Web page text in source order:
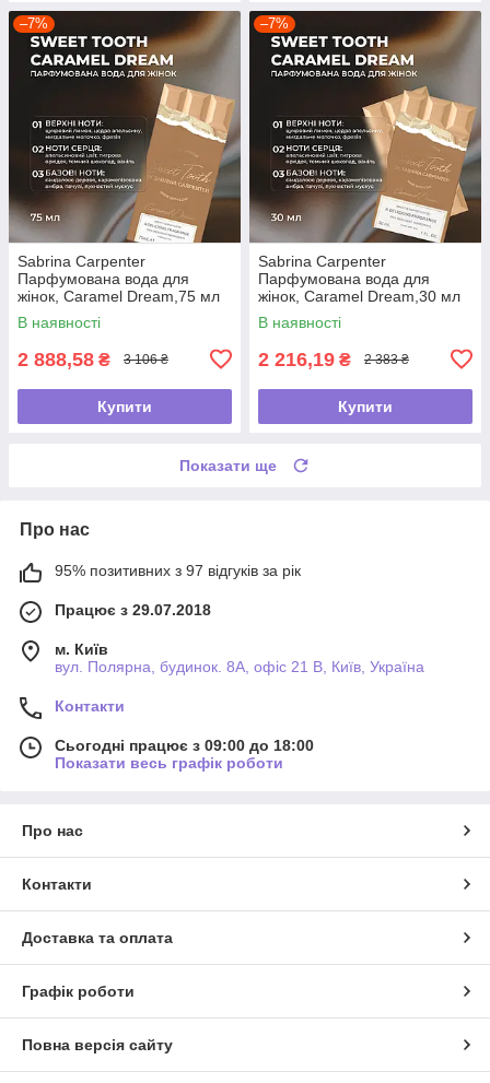
–7%
Sabrina Carpenter
Парфумована вода для
жінок, Caramel Dream,75 мл
В наявності
2 888,58 ₴ 3 106 ₴
Купити
–7%
Sabrina Carpenter
Парфумована вода для
жінок, Caramel Dream,30 мл
В наявності
2 216,19 ₴ 2 383 ₴
Купити
Показати ще
Про нас
95% позитивних з 97 відгуків за рік
Працює з 29.07.2018
м. Київ
вул. Полярна, будинок. 8А, офіс 21 В, Київ, Україна
Контакти
Сьогодні працює з 09:00 до 18:00
Показати весь графік роботи
Про нас
Контакти
Доставка та оплата
Графік роботи
Повна версія сайту